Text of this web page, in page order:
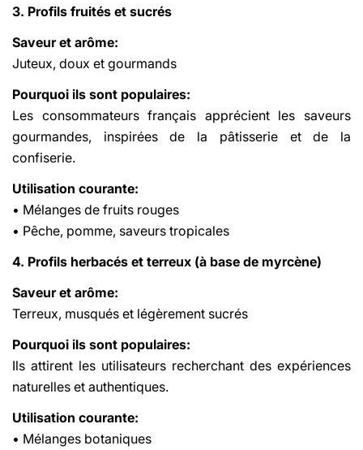
3. Profils fruités et sucrés
Saveur et arôme:
Juteux, doux et gourmands
Pourquoi ils sont populaires:
Les consommateurs français apprécient les saveurs
gourmandes, inspirées de la pâtisserie et de la
confiserie.
Utilisation courante:
• Mélanges de fruits rouges
• Pêche, pomme, saveurs tropicales
4. Profils herbacés et terreux (à base de myrcène)
Saveur et arôme:
Terreux, musqués et légèrement sucrés
Pourquoi ils sont populaires:
Ils attirent les utilisateurs recherchant des expériences
naturelles et authentiques.
Utilisation courante:
• Mélanges botaniques